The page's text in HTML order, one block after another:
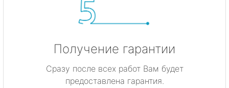
Получение гарантии
Сразу после всех работ Вам будет
предоставлена гарантия.